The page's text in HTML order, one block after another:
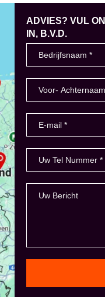
ADVIES? VUL
IN, B.V.D.